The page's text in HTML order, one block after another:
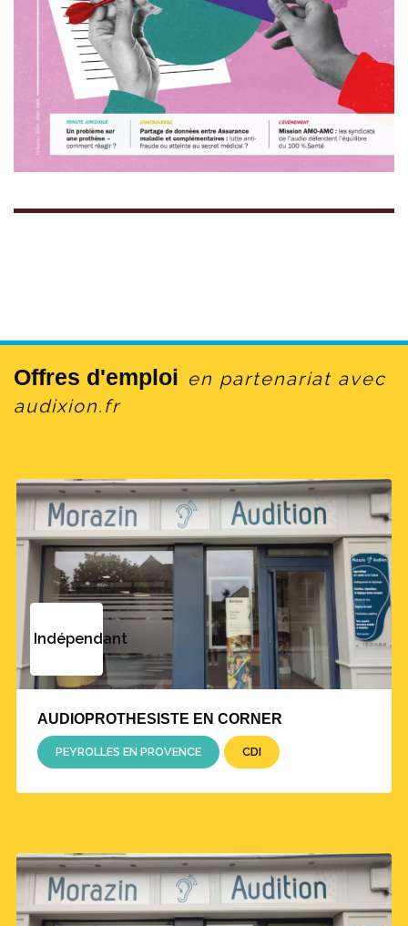
Offres d'emploi en partenariat avec
audixion.fr
Indépendant
AUDIOPROTHESISTE EN CORNER
PEYROLLES EN PROVENCE CDI